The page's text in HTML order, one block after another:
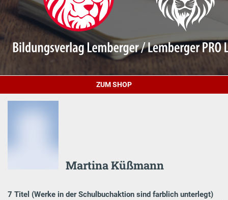
ZUM SHOP
Martina Küßmann
7 Titel (Werke in der Schulbuchaktion sind farblich unterlegt)